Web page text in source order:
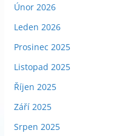
Únor 2026
Leden 2026
Prosinec 2025
Listopad 2025
Říjen 2025
Září 2025
Srpen 2025